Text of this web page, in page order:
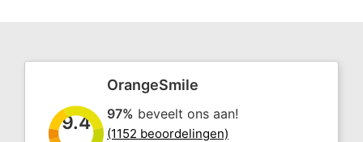
9.4
OrangeSmile
97% beveelt ons aan!
(1152 beoordelingen)